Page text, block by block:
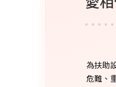
為扶助
危難、